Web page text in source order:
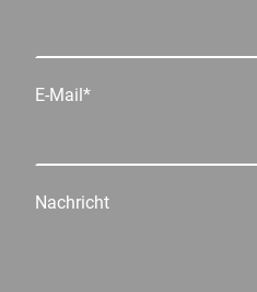
E-Mail *
Nachricht